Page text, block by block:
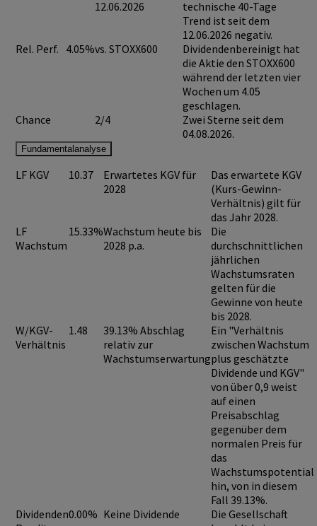
12.06.2026
technische 40-Tage
Trend ist seit dem
12.06.2026 negativ.
Rel. Perf. 4.05%vs. STOXX600
Dividendenbereinigt hat
die Aktie den STOXX600
während der letzten vier
Wochen um 4.05
geschlagen.
Chance
2/4
Zwei Sterne seit dem
04.08.2026.
Fundamentalanalyse
LF KGV 10.37
Erwartetes KGV für
2028
Das erwartete KGV
(Kurs-Gewinn-
Verhältnis) gilt für
das Jahr 2028.
LF
Wachstum
15.33%Wachstum heute bis
2028 p.a.
Die
durchschnittlichen
jährlichen
Wachstumsraten
gelten für die
Gewinne von heute
bis 2028.
W/KGV-
Verhältnis
1.48
39.13% Abschlag
relativ zur
Wachstumserwartung
Ein "Verhältnis
zwischen Wachstum
plus geschätzte
Dividende und KGV"
von über 0,9 weist
auf einen
Preisabschlag
gegenüber dem
normalen Preis für
das
Wachstumspotential
hin, von in diesem
Fall 39.13%.
Dividenden0.00% Keine Dividende
Die Gesellschaft